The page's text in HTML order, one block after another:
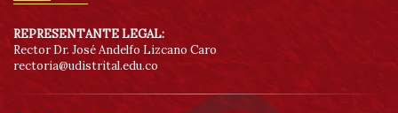
REPRESENTANTE LEGAL:
Rector Dr. José Andelfo Lizcano Caro
rectoria@udistrital.edu.co